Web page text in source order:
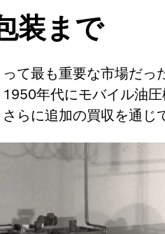
装まで
て最も重要な市場だ
年代にモバイル油
らに追加の買収を通じ